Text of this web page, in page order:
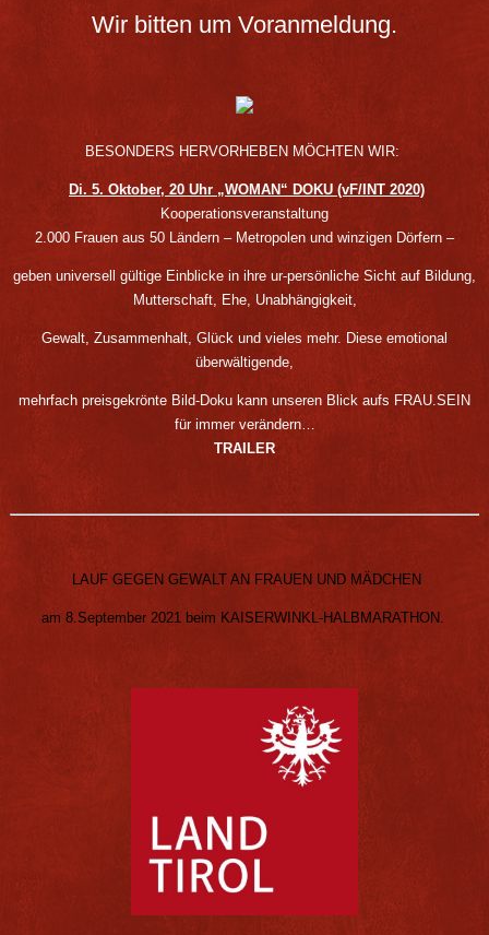
Wir bitten um Voranmeldung.
BESONDERS HERVORHEBEN MÖCHTEN WIR:
Di. 5. Oktober, 20 Uhr „WOMAN“ DOKU (vF/INT 2020)
Kooperationsveranstaltung
2.000 Frauen aus 50 Ländern – Metropolen und winzigen Dörfern –
geben universell gültige Einblicke in ihre ur-persönliche Sicht auf Bildung,
Mutterschaft, Ehe, Unabhängigkeit,
Gewalt, Zusammenhalt, Glück und vieles mehr. Diese emotional
überwältigende,
mehrfach preisgekrönte Bild-Doku kann unseren Blick aufs FRAU.SEIN
für immer verändern…
TRAILER
LAUF GEGEN GEWALT AN FRAUEN UND MÄDCHEN
am 8.September 2021 beim KAISERWINKL-HALBMARATHON.